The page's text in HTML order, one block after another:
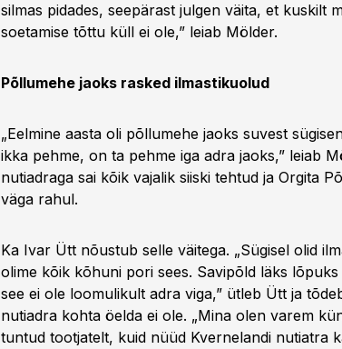
silmas pidades, seepärast julgen väita, et kuskilt
soetamise tõttu küll ei ole,” leiab Mölder.
Põllumehe jaoks rasked ilmastikuolud
„Eelmine aasta oli põllumehe jaoks suvest
ikka pehme, on ta pehme iga adra jaoks,” leiab
nutiadraga sai kõik vajalik siiski tehtud ja Orgita
väga rahul.
Ka Ivar Ütt nõustub selle väitega. „Sügisel olid
olime kõik kõhuni pori sees. Savipõld läks
see ei ole loomulikult adra viga,” ütleb Ütt ja
nutiadra kohta öelda ei ole. „Mina olen varem
tuntud tootjatelt, kuid nüüd Kvernelandi nutiatra